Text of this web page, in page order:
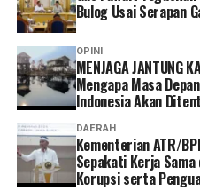
Bulog Usai Serapan
OPINI
MENJAGA JANTUNG
Mengapa Masa
Indonesia Akan
DAERAH
Kementerian ATR/
Sepakati Kerja Sama
Korupsi serta